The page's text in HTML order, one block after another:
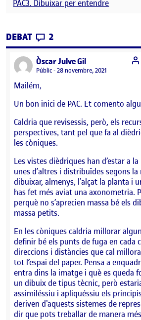
PAC3. Dibuixar per entendre
DEBAT CONTRIBUTIONS
2EL PAC 3: DIBUIXAR
Òscar Julve Gilsays:
Visibilitat:
Públic 28 novembre, 2021
Mailém,
Un bon inici de PAC. Et comento
Caldria que revisessis, però, els
perspectives, tant pel que fa al
les còniques.
Les vistes dièdriques han d’estar a
unes d’altres i distribuïdes segons
dibuixar, almenys, l’alçat la planta i
has fet més aviat una axonometria.
perquè no s’aprecien massa bé els
massa petits.
En les còniques caldria millorar
definir bé els punts de fuga en cada
direccions i distàncies que cal
tot l’espai del paper. Pensa a
entra dins la imatge i què es queda
un dibuix de tipus tècnic, però
assimiléssiu i apliquéssiu els
deriven d’aquests sistemes de
dir que pots treballar de manera